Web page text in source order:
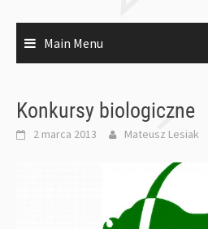
Main Menu
Konkursy biologiczne
2 marca 2013 Mateusz Lesiak